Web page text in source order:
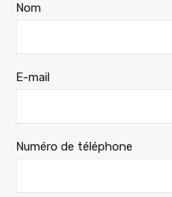
Nom
E-mail
Numéro de téléphone